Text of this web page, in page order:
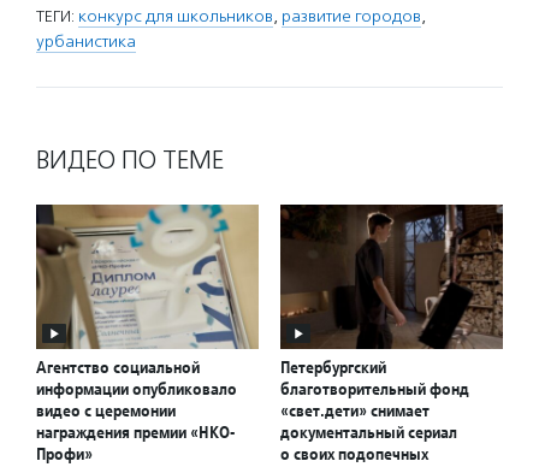
ТЕГИ: конкурс для школьников, развитие городов,
урбанистика
ВИДЕО ПО ТЕМЕ
Агентство социальной
информации опубликовало
видео с церемонии
награждения премии «НКО-
Профи»
Петербургский
благотворительный фонд
«свет.дети» снимает
документальный сериал
о своих подопечных